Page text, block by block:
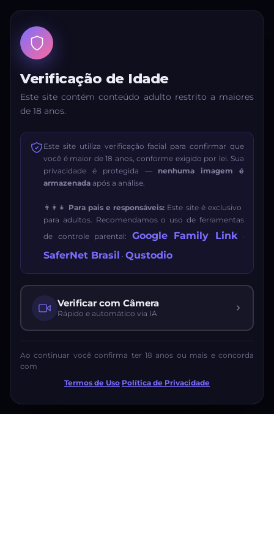
Verificação de Idade
Este site contém conteúdo adulto restrito a maiores
de 18 anos.
Este site utiliza verificação facial para confirmar que
você é maior de 18 anos, conforme exigido por lei. Sua
privacidade é protegida — nenhuma imagem é
armazenada após a análise.
👨‍👩‍👧 Para pais e responsáveis: Este site é exclusivo
para adultos. Recomendamos o uso de ferramentas
de controle parental: Google Family Link·
SaferNet Brasil · Qustodio
Verificar com Câmera
Rápido e automático via IA
Ao continuar você confirma ter 18 anos ou mais e concorda
com
Termos de Uso·Política de Privacidade